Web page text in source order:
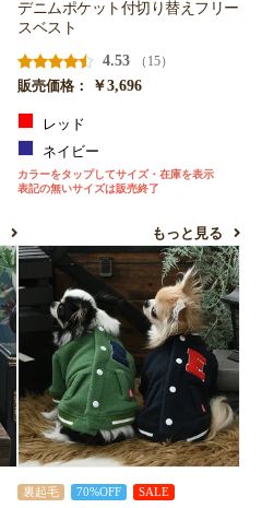
デニムポケット付切り替えフリー
スベスト
4.53
（15）
販売価格：
￥3,696
レッド
ネイビー
カラーをタップしてサイズ・在庫を表示
表記の無いサイズは販売終了
もっと見る
裏起毛 70%OFF SALE